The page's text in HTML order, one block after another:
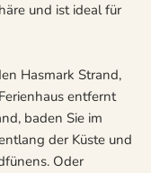
und ist ideal für
Hasmark Strand,
entfernt
baden Sie im
der Küste und
Oder